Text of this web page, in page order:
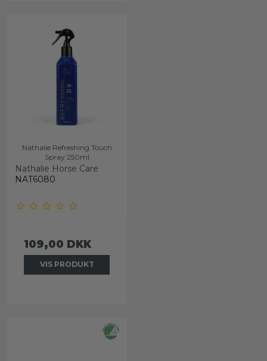
Nathalie Refreshing Touch
Spray 250ml
Nathalie Horse Care
NAT6080
109,00 DKK
VIS PRODUKT